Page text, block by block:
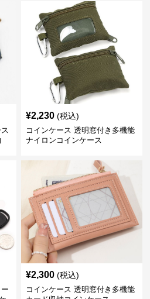
¥2,230 (税込)
コインケース 透明窓付き多機能
ナイロンコインケース
¥2,300 (税込)
コインケース 透明窓付き多機能